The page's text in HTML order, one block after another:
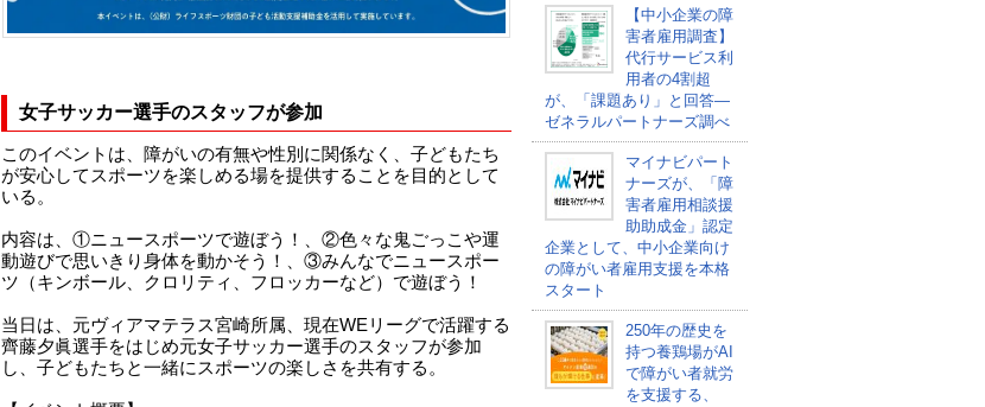
女子サッカー選手のスタッフが参加
このイベントは、障がいの有無や性別に関係なく、子どもたち
が安心してスポーツを楽しめる場を提供することを目的として
いる。
内容は、①ニュースポーツで遊ぼう！、②色々な鬼ごっこや運
動遊びで思いきり身体を動かそう！、③みんなでニュースポー
ツ（キンボール、クロリティ、フロッカーなど）で遊ぼう！
当日は、元ヴィアマテラス宮崎所属、現在WEリーグで活躍する
齊藤夕眞選手をはじめ元女子サッカー選手のスタッフが参加
し、子どもたちと一緒にスポーツの楽しさを共有する。
【中小企業の障
害者雇用調査】
代行サービス利
用者の4割超
が、「課題あり」と回答―
ゼネラルパートナーズ調べ
マイナビパート
ナーズが、「障
害者雇用相談援
助助成金」認定
企業として、中小企業向け
の障がい者雇用支援を本格
スタート
250年の歴史を
持つ養鶏場がAI
で障がい者就労
を支援する、